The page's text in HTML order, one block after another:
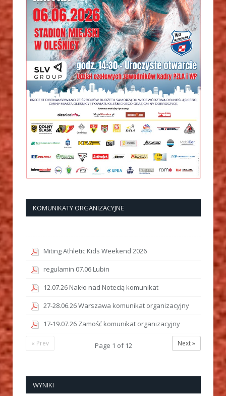
KOMUNIKATY ORGANIZACYJNE
Miting Athletic Kids Weekend 2026
regulamin 07.06 Lubin
12.07.26 Nakło nad Notecią komunikat
27-28.06.26 Warszawa komunikat organizacyjny
17-19.07.26 Zamość komunikat organizacyjny
Next »
Page 1 of12
« Prev
WYNIKI